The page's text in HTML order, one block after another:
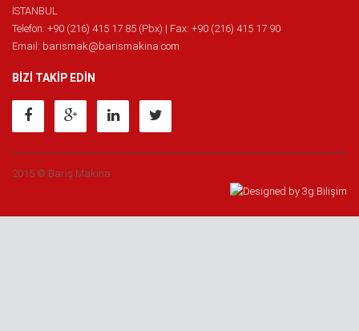
İSTANBUL
Telefon: +90 (216) 415 17 85 (Pbx) | Fax: +90 (216) 415 17 90
Email: barismak@barismakina.com
BİZİ TAKİP EDİN
2015 © Barış Makina